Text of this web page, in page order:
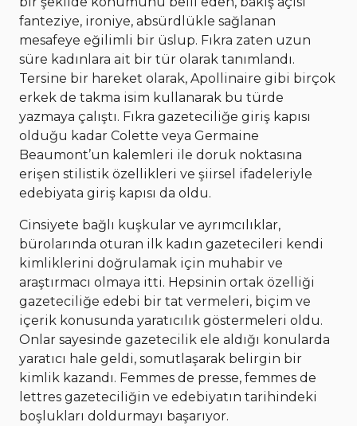
fanteziye, ironiye, absürdlükle sağlanan
mesafeye eğilimli bir üslup. Fıkra zaten uzun
süre kadınlara ait bir tür olarak tanımlandı.
Tersine bir hareket olarak, Apollinaire gibi birçok
erkek de takma isim kullanarak bu türde
yazmaya çalıştı. Fıkra gazeteciliğe giriş kapısı
olduğu kadar Colette veya Germaine
Beaumont’un kalemleri ile doruk noktasına
erişen stilistik özellikleri ve şiirsel ifadeleriyle
edebiyata giriş kapısı da oldu.
Cinsiyete bağlı kuşkular ve ayrımcılıklar,
bürolarında oturan ilk kadın gazetecileri kendi
kimliklerini doğrulamak için muhabir ve
araştırmacı olmaya itti. Hepsinin ortak özelliği
gazeteciliğe edebi bir tat vermeleri, biçim ve
içerik konusunda yaratıcılık göstermeleri oldu.
Onlar sayesinde gazetecilik ele aldığı konularda
yaratıcı hale geldi, somutlaşarak belirgin bir
kimlik kazandı. Femmes de presse, femmes de
lettres gazeteciliğin ve edebiyatın tarihindeki
boşlukları doldurmayı başarıyor.